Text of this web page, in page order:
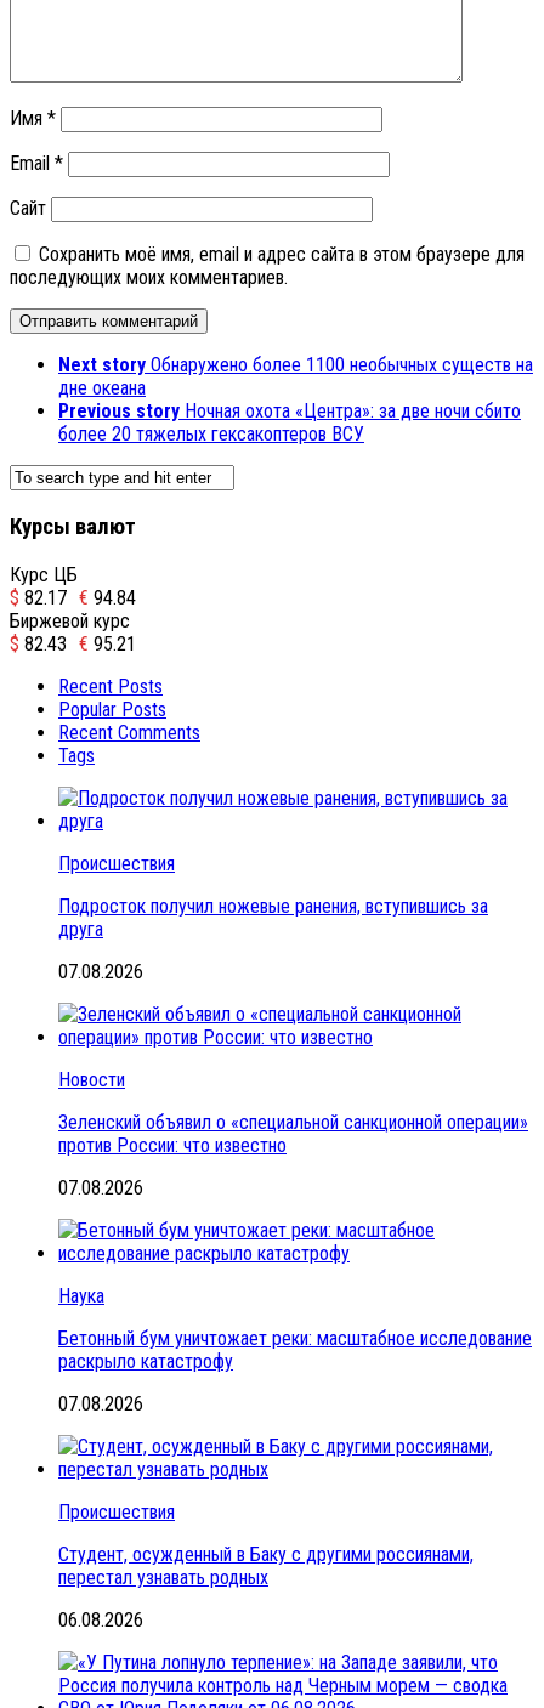
Имя *
Email *
Сайт
Сохранить моё имя, email и адрес сайта в этом браузере для
последующих моих комментариев.
Next story Обнаружено более 1100 необычных существ на
дне океана
Previous story Ночная охота «Центра»: за две ночи сбито
более 20 тяжелых гексакоптеров ВСУ
Курсы валют
Курс ЦБ
$ 82.17 € 94.84
Биржевой курс
$ 82.43 € 95.21
Recent Posts
Popular Posts
Recent Comments
Tags
Происшествия
Подросток получил ножевые ранения, вступившись за
друга
07.08.2026
Новости
Зеленский объявил о «специальной санкционной операции»
против России: что известно
07.08.2026
Наука
Бетонный бум уничтожает реки: масштабное исследование
раскрыло катастрофу
07.08.2026
Происшествия
Студент, осужденный в Баку с другими россиянами,
перестал узнавать родных
06.08.2026